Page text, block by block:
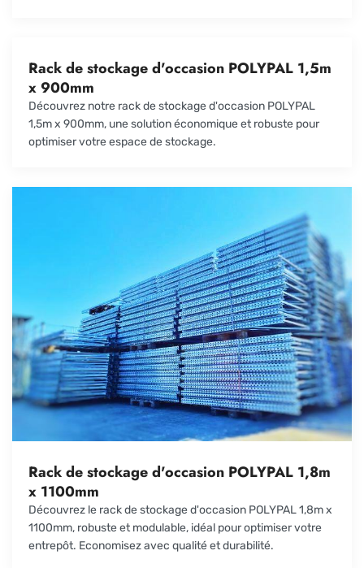
Rack de stockage d'occasion POLYPAL 1,5m
x 900mm
Découvrez notre rack de stockage d'occasion POLYPAL
1,5m x 900mm, une solution économique et robuste pour
optimiser votre espace de stockage.
Rack de stockage d'occasion POLYPAL 1,8m
x 1100mm
Découvrez le rack de stockage d'occasion POLYPAL 1,8m x
1100mm, robuste et modulable, idéal pour optimiser votre
entrepôt. Economisez avec qualité et durabilité.